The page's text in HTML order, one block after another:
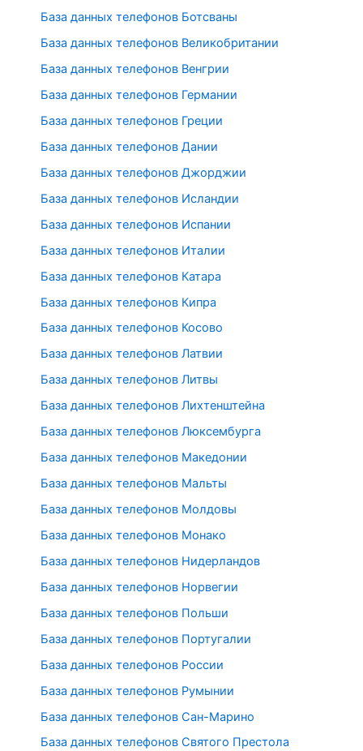
База данных телефонов Ботсваны
База данных телефонов Великобритании
База данных телефонов Венгрии
База данных телефонов Германии
База данных телефонов Греции
База данных телефонов Дании
База данных телефонов Джорджии
База данных телефонов Исландии
База данных телефонов Испании
База данных телефонов Италии
База данных телефонов Катара
База данных телефонов Кипра
База данных телефонов Косово
База данных телефонов Латвии
База данных телефонов Литвы
База данных телефонов Лихтенштейна
База данных телефонов Люксембурга
База данных телефонов Македонии
База данных телефонов Мальты
База данных телефонов Молдовы
База данных телефонов Монако
База данных телефонов Нидерландов
База данных телефонов Норвегии
База данных телефонов Польши
База данных телефонов Португалии
База данных телефонов России
База данных телефонов Румынии
База данных телефонов Сан-Марино
База данных телефонов Святого Престола